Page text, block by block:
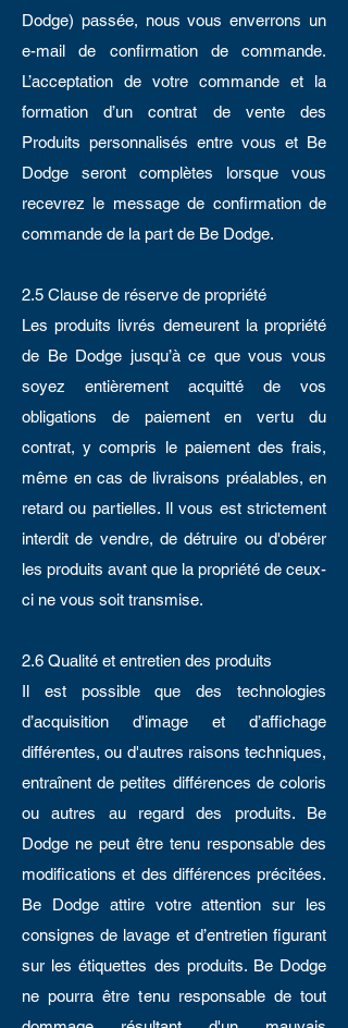
Dodge) passée, nous vous enverrons un
e-mail de confirmation de commande.
L’acceptation de votre commande et la
formation d’un contrat de vente des
Produits personnalisés entre vous et Be
Dodge seront complètes lorsque vous
recevrez le message de confirmation de
commande de la part de Be Dodge.
2.5 Clause de réserve de propriété
Les produits livrés demeurent la propriété
de Be Dodge jusqu’à ce que vous vous
soyez entièrement acquitté de vos
obligations de paiement en vertu du
contrat, y compris le paiement des frais,
même en cas de livraisons préalables, en
retard ou partielles. Il vous est strictement
interdit de vendre, de détruire ou d'obérer
les produits avant que la propriété de ceux-
ci ne vous soit transmise.
2.6 Qualité et entretien des produits
Il est possible que des technologies
d’acquisition d'image et d’affichage
différentes, ou d'autres raisons techniques,
entraînent de petites différences de coloris
ou autres au regard des produits. Be
Dodge ne peut être tenu responsable des
modifications et des différences précitées.
Be Dodge attire votre attention sur les
consignes de lavage et d’entretien figurant
sur les étiquettes des produits. Be Dodge
ne pourra être tenu responsable de tout